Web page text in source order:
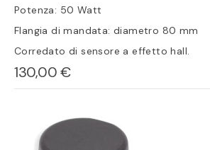
Potenza: 50 Watt
Flangia di mandata: diametro 80 mm
Corredato di sensore a effetto hall.
130,00 €